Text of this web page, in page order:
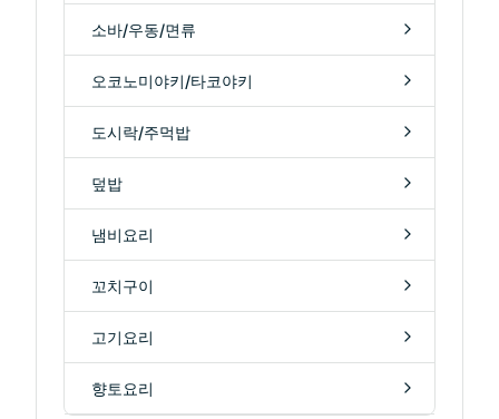
소바/우동/면류
오코노미야키/타코야키
도시락/주먹밥
덮밥
냄비요리
꼬치구이
고기요리
향토요리